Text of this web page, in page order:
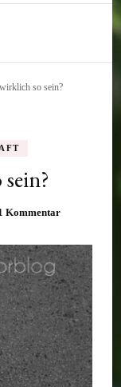
so sein?
Kommentarzu
es
wirklich
so
sein?